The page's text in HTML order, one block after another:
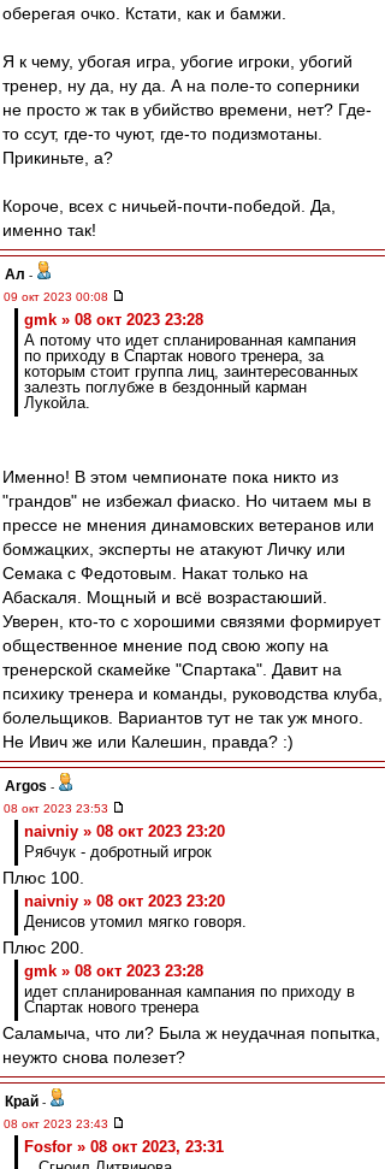
оберегая очко. Кстати, как и бамжи.
Я к чему, убогая игра, убогие игроки, убогий
тренер, ну да, ну да. А на поле-то соперники
не просто ж так в убийство времени, нет? Где-
то ссут, где-то чуют, где-то подизмотаны.
Прикиньте, а?
Короче, всех с ничьей-почти-победой. Да,
именно так!
Ал -
09 окт 2023 00:08
gmk » 08 окт 2023 23:28
А потому что идет спланированная кампания
по приходу в Спартак нового тренера, за
которым стоит группа лиц, заинтересованных
залезть поглубже в бездонный карман
Лукойла.
Именно! В этом чемпионате пока никто из
"грандов" не избежал фиаско. Но читаем мы в
прессе не мнения динамовских ветеранов или
бомжацких, эксперты не атакуют Личку или
Семака с Федотовым. Накат только на
Абаскаля. Мощный и всё возрастаюший.
Уверен, кто-то с хорошими связями формирует
общественное мнение под свою жопу на
тренерской скамейке "Спартака". Давит на
психику тренера и команды, руководства клуба,
болельщиков. Вариантов тут не так уж много.
Не Ивич же или Калешин, правда? :)
Argos -
08 окт 2023 23:53
naivniy » 08 окт 2023 23:20
Рябчук - добротный игрок
Плюс 100.
naivniy » 08 окт 2023 23:20
Денисов утомил мягко говоря.
Плюс 200.
gmk » 08 окт 2023 23:28
идет спланированная кампания по приходу в
Спартак нового тренера
Саламыча, что ли? Была ж неудачная попытка,
неужто снова полезет?
Край -
08 окт 2023 23:43
Fosfor » 08 окт 2023, 23:31